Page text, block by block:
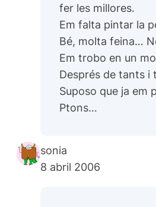
fer les millores.
Em falta pintar la
Bé, molta feina…
Em trobo en un
Després de tants i
Suposo que ja em
Ptons…
sonia
8 abril 2006